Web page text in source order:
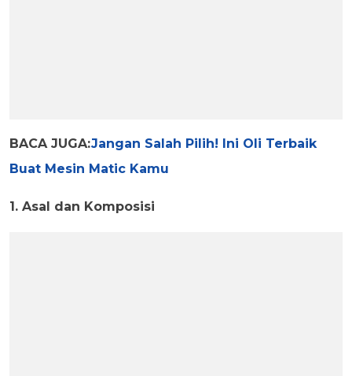
BACA JUGA:Jangan Salah Pilih! Ini Oli Terbaik
Buat Mesin Matic Kamu
1. Asal dan Komposisi